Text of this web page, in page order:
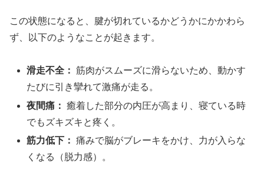
この状態になると、腱が切れているかどうかにかかわら
ず、以下のようなことが起きます。
滑走不全： 筋肉がスムーズに滑らないため、動かす
たびに引き攣れて激痛が走る。
夜間痛： 癒着した部分の内圧が高まり、寝ている時
でもズキズキと疼く。
筋力低下： 痛みで脳がブレーキをかけ、力が入らな
くなる（脱力感）。